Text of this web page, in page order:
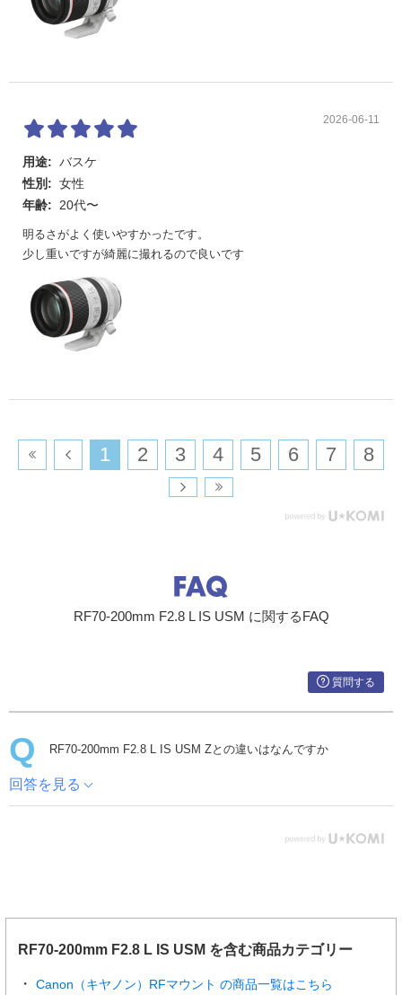
2026-06-11
用途: バスケ
性別: 女性
年齢:
20代〜
明るさがよく使いやすかったです。
少し重いですが綺麗に撮れるので良いです
​1 ​2 ​3 ​4 ​5 ​6 ​7 ​8
RF70-200mm F2.8 L IS USM に関するFAQ
質問する
RF70-200mm F2.8 L IS USM Zとの違いはなんですか
回答を見る
RF70-200mm F2.8 L IS USM を含む商品カテゴリー
Canon（キヤノン）RFマウント の商品一覧はこちら